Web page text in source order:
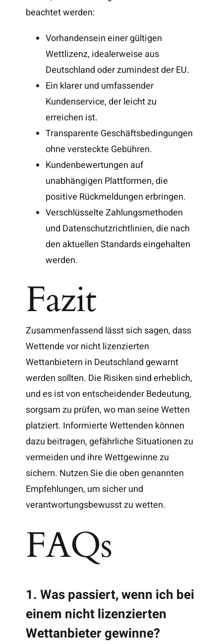
beachtet werden:
Vorhandensein einer gültigen
Wettlizenz, idealerweise aus
Deutschland oder zumindest der EU.
Ein klarer und umfassender
Kundenservice, der leicht zu
erreichen ist.
Transparente Geschäftsbedingungen
ohne versteckte Gebühren.
Kundenbewertungen auf
unabhängigen Plattformen, die
positive Rückmeldungen erbringen.
Verschlüsselte Zahlungsmethoden
und Datenschutzrichtlinien, die nach
den aktuellen Standards eingehalten
werden.
Fazit
Zusammenfassend lässt sich sagen, dass
Wettende vor nicht lizenzierten
Wettanbietern in Deutschland gewarnt
werden sollten. Die Risiken sind erheblich,
und es ist von entscheidender Bedeutung,
sorgsam zu prüfen, wo man seine Wetten
platziert. Informierte Wettenden können
dazu beitragen, gefährliche Situationen zu
vermeiden und ihre Wettgewinne zu
sichern. Nutzen Sie die oben genannten
Empfehlungen, um sicher und
verantwortungsbewusst zu wetten.
FAQs
1. Was passiert, wenn ich bei
einem nicht lizenzierten
Wettanbieter gewinne?